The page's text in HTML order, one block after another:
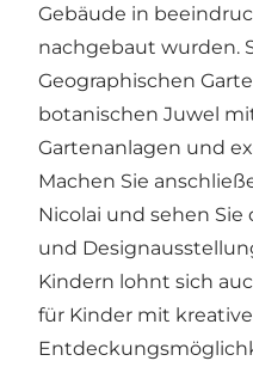
Gebäude in
nachgebaut wurden.
Geographischen
botanischen Juwel
Gartenanlagen und
Machen Sie
Nicolai und sehen
und
Kindern lohnt sich
für Kinder mit